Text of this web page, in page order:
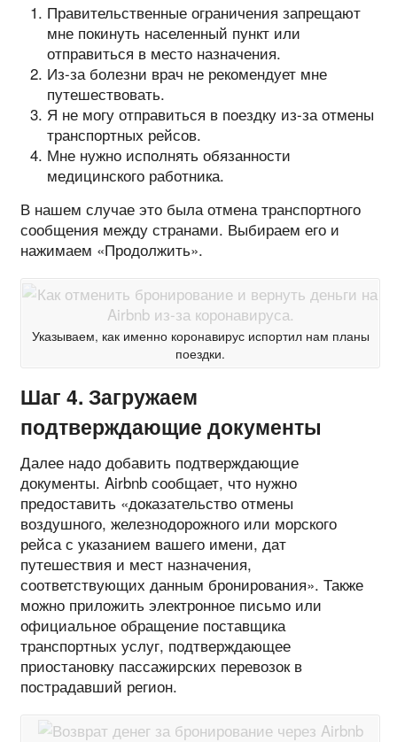
Правительственные ограничения запрещают
мне покинуть населенный пункт или
отправиться в место назначения.
Из-за болезни врач не рекомендует мне
путешествовать.
Я не могу отправиться в поездку из-за отмены
транспортных рейсов.
Мне нужно исполнять обязанности
медицинского работника.
В нашем случае это была отмена транспортного
сообщения между странами. Выбираем его и
нажимаем «Продолжить».
Указываем, как именно коронавирус испортил нам планы
поездки.
Шаг 4. Загружаем
подтверждающие документы
Далее надо добавить подтверждающие
документы. Airbnb сообщает, что нужно
предоставить «доказательство отмены
воздушного, железнодорожного или морского
рейса с указанием вашего имени, дат
путешествия и мест назначения,
соответствующих данным бронирования». Также
можно приложить электронное письмо или
официальное обращение поставщика
транспортных услуг, подтверждающее
приостановку пассажирских перевозок в
пострадавший регион.